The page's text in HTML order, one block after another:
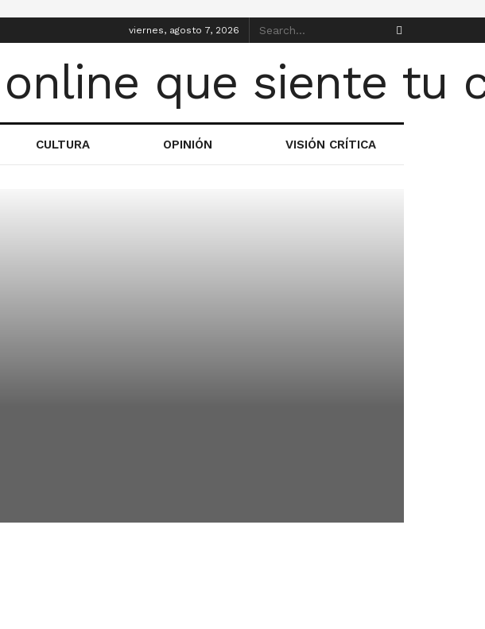
viernes, agosto 7, 2026
CULTURA OPINIÓN VISIÓN CRÍTICA